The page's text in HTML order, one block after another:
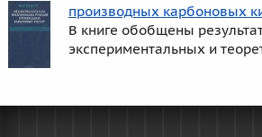
производных карбоновых
В книге обобщены
экспериментальных и